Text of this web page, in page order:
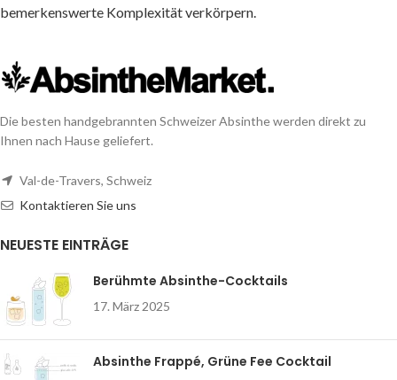
bemerkenswerte Komplexität verkörpern.
Die besten handgebrannten Schweizer Absinthe werden direkt zu
Ihnen nach Hause geliefert.
Val-de-Travers, Schweiz
Kontaktieren Sie uns
NEUESTE EINTRÄGE
Berühmte Absinthe-Cocktails
17. März 2025
Absinthe Frappé, Grüne Fee Cocktail